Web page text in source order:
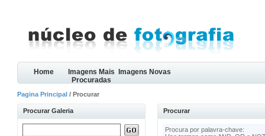
Home
Imagens Mais
Procuradas
Imagens Novas
Pagina Principal / Procurar
Procurar Galeria Procurar
Procura por palavra-chave: